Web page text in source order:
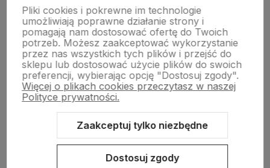
O nas
Dostawa i płatności
Sklepy stacjonarne
Obsługa hurtowa
Pliki cookies i pokrewne im technologie
umożliwiają poprawne działanie strony i
pomagają nam dostosować ofertę do Twoich
potrzeb. Możesz zaakceptować wykorzystanie
przez nas wszystkich tych plików i przejść do
sklepu lub dostosować użycie plików do swoich
preferencji, wybierając opcję "Dostosuj zgody".
Więcej o plikach cookies przeczytasz w naszej
Polityce prywatności.
Zaakceptuj tylko niezbędne
Dostosuj zgody